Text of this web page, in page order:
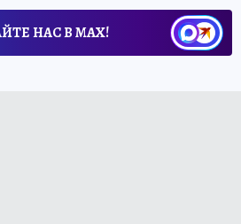
НАС В МАХ!